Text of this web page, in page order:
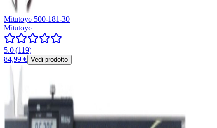
Mitutoyo 500-181-30
Mitutoyo
5.0 (119)
84,99 € Vedi prodotto